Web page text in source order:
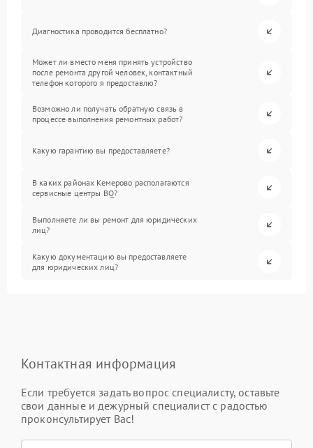
Диагностика проводится бесплатно?
Может ли вместо меня принять устройство
после ремонта другой человек, контактный
телефон которого я предоставлю?
Возможно ли получать обратную связь в
процессе выполнения ремонтных работ?
Какую гарантию вы предоставляете?
В каких районах Кемерово располагаются
сервисные центры BQ?
Выполняете ли вы ремонт для юридических
лиц?
Какую документацию вы предоставляете
для юридических лиц?
Контактная информация
Если требуется задать вопрос специалисту, оставьте
свои данные и дежурный специалист с радостью
проконсультирует Вас!